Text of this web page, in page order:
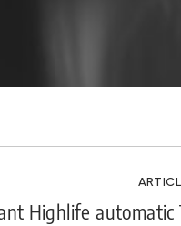
Highlife automatic